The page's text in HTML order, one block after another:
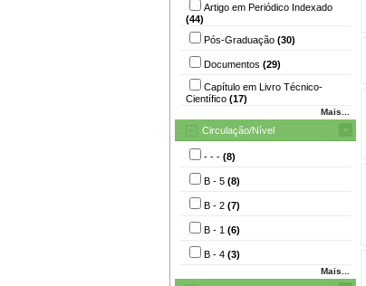
Artigo em Periódico Indexado
(44)
Pós-Graduação (30)
Documentos (29)
Capítulo em Livro Técnico-
Científico (17)
Mais...
Circulação/Nível
- - - (8)
B - 5 (8)
B - 2 (7)
B - 1 (6)
B - 4 (3)
Mais...